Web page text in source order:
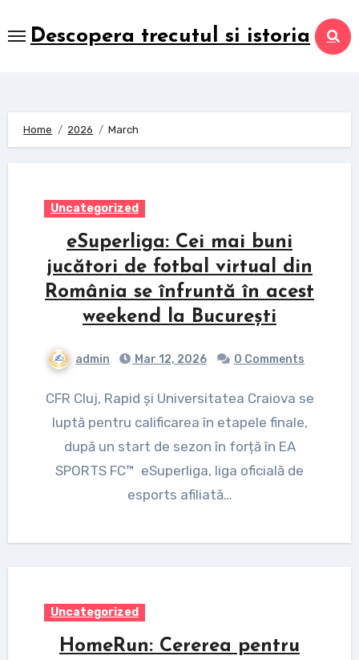
to
Descopera trecutul si istoria
Home 2026 March
Uncategorized
eSuperliga: Cei mai buni
jucători de fotbal virtual din
România se înfruntă în acest
weekend la București
admin Mar 12, 2026 0 Comments
CFR Cluj, Rapid și Universitatea Craiova se
luptă pentru calificarea în etapele finale,
după un start de sezon în forță în EA
SPORTS FC™ eSuperliga, liga oficială de
esports afiliată…
Uncategorized
HomeRun: Cererea pentru